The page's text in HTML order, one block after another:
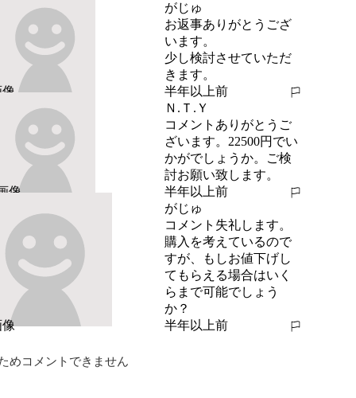
がじゅ
お返事ありがとうござ
います。
少し検討させていただ
きます。
半年以上前
報告する
Ｎ.Ｔ.Ｙ
コメントありがとうご
ざいます。22500円でい
かがでしょうか。ご検
討お願い致します。
半年以上前
報告する
がじゅ
コメント失礼します。
購入を考えているので
すが、もしお値下げし
てもらえる場合はいく
らまで可能でしょう
か？
半年以上前
報告する
めコメントできません